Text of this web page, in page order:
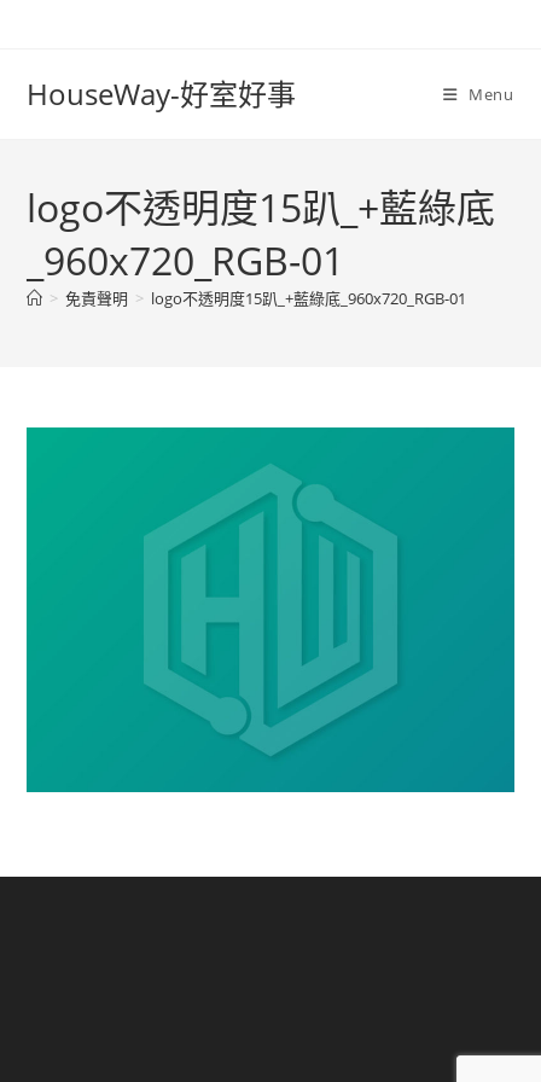
HouseWay-好室好事 Menu
logo不透明度15趴_+藍綠底
_960x720_RGB-01
> 免責聲明 > logo不透明度15趴_+藍綠底_960x720_RGB-01